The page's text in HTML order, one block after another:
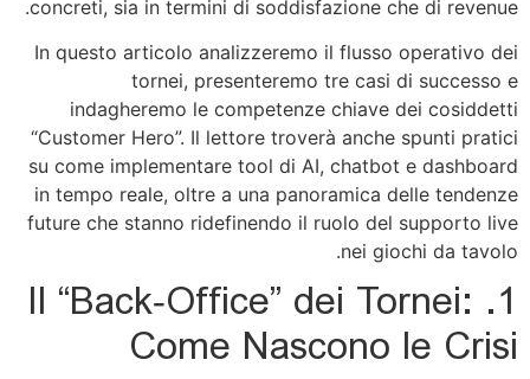
concreti, sia in termini di soddisfazione che di revenue.
In questo articolo analizzeremo il flusso operativo dei
tornei, presenteremo tre casi di successo e
indagheremo le competenze chiave dei cosiddetti
“Customer Hero”. Il lettore troverà anche spunti pratici
su come implementare tool di AI, chatbot e dashboard
in tempo reale, oltre a una panoramica delle tendenze
future che stanno ridefinendo il ruolo del supporto live
nei giochi da tavolo.
1. Il “Back‑Office” dei Tornei:
Come Nascono le Crisi